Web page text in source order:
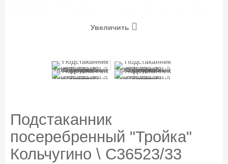
Увеличить
Подстаканник
посеребренный "Тройка"
Кольчугино \ С36523/33